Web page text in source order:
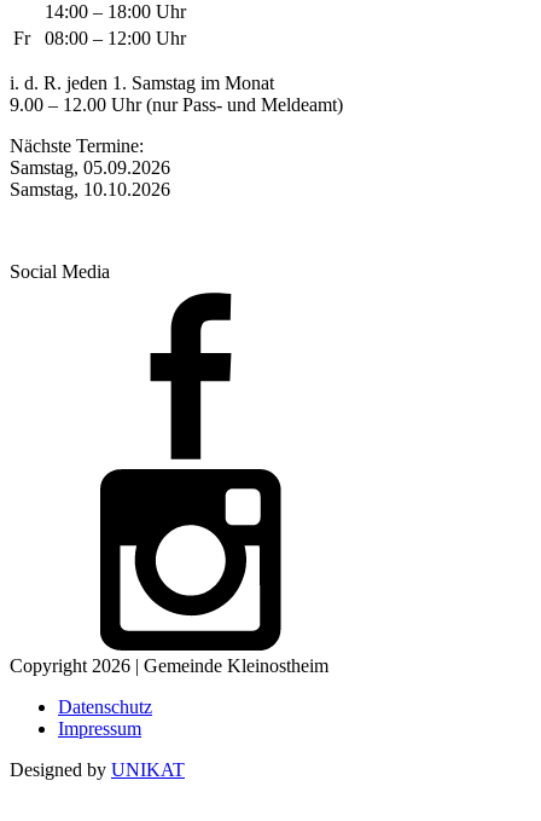
14:00 – 18:00 Uhr
Fr
08:00 – 12:00 Uhr
i. d. R. jeden 1. Samstag im Monat
9.00 – 12.00 Uhr (nur Pass- und Meldeamt)
Nächste Termine:
Samstag, 05.09.2026
Samstag, 10.10.2026
Social Media
Copyright 2026 | Gemeinde Kleinostheim
Datenschutz
Impressum
Designed by UNIKAT